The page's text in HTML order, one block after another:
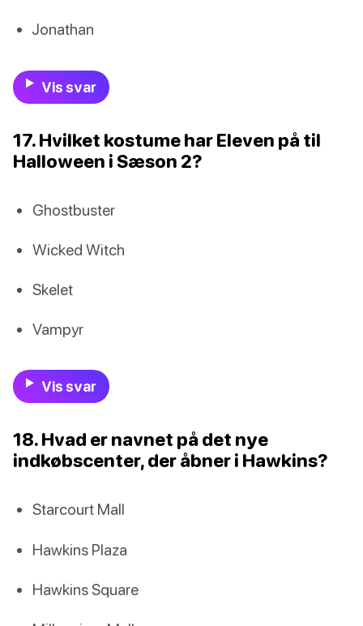
Jonathan
Vis svar
17. Hvilket kostume har Eleven på til
Halloween i Sæson 2?
Ghostbuster
Wicked Witch
Skelet
Vampyr
Vis svar
18. Hvad er navnet på det nye
indkøbscenter, der åbner i Hawkins?
Starcourt Mall
Hawkins Plaza
Hawkins Square